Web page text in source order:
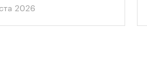
к определению
количества
2026